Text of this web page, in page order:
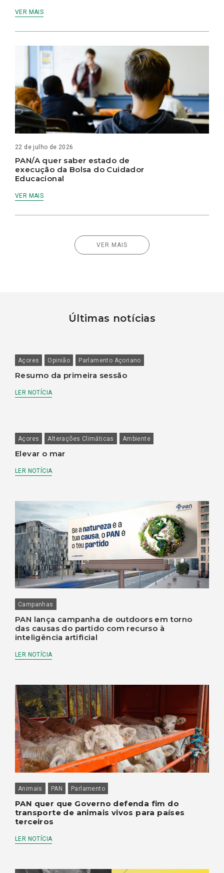
VER MAIS
22 de julho de 2026
PAN/A quer saber estado de
execução da Bolsa do Cuidador
Educacional
VER MAIS
VER MAIS
Últimas notícias
Açores Opinião Parlamento Açoriano
Resumo da primeira sessão
LER NOTÍCIA
Açores Alterações Climáticas Ambiente
Elevar o mar
LER NOTÍCIA
Campanhas
PAN lança campanha de outdoors em torno
das causas do partido com recurso à
inteligência artificial
LER NOTÍCIA
Animais PAN Parlamento
PAN quer que Governo defenda fim do
transporte de animais vivos para países
terceiros
LER NOTÍCIA